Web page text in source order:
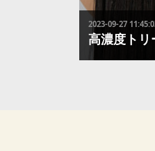
2023-09-27
高濃度ト
これまでのプラ